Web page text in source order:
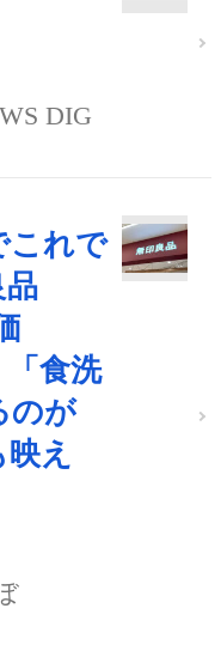
DIG
これで
「食洗
のが
え